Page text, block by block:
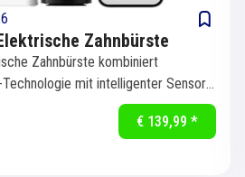
Zahnbürste
Zahnbürste kombiniert
mit intelligenter Sensorik
€ 139,99 *